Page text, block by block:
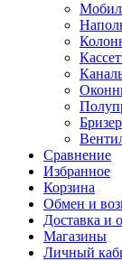
Сравнение
Избранное
Корзина
Обмен и
Доставка и
Магазины
Личный